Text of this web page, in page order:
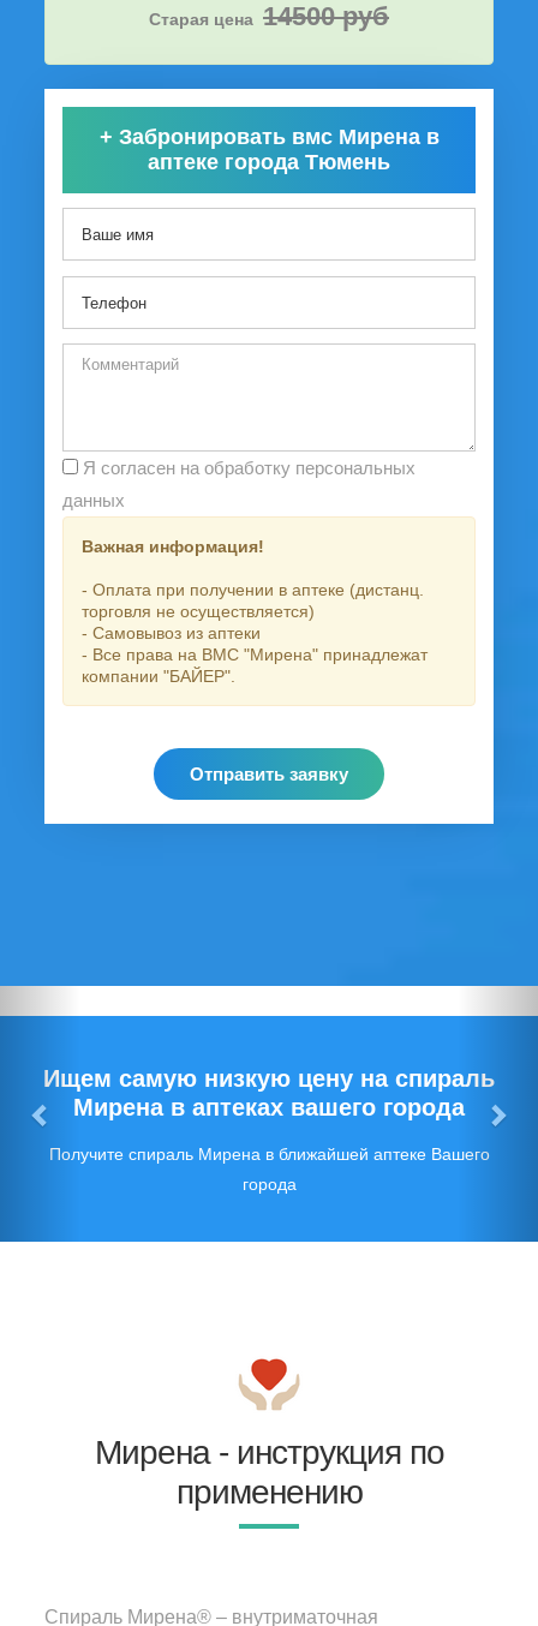
Старая цена 14500 руб
+ Забронировать вмс Мирена в
аптеке города Тюмень
данных
Важная информация!
- Оплата при получении в аптеке (дистанц.
торговля не осуществляется)
- Самовывоз из аптеки
- Все права на ВМС "Мирена" принадлежат
компании "БАЙЕР".
Отправить заявку
Ищем самую низкую цену на спираль
Мирена в аптеках вашего города
Получите спираль Мирена в ближайшей аптеке Вашего
города
Мирена - инструкция по
применению
Спираль Мирена® – внутриматочная